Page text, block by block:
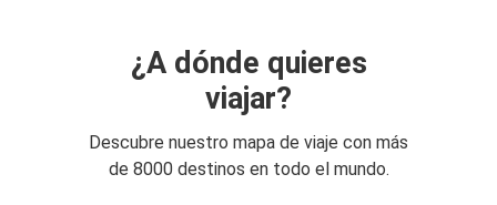
¿A dónde quieres
viajar?
Descubre nuestro mapa de viaje con más
de 8000 destinos en todo el mundo.